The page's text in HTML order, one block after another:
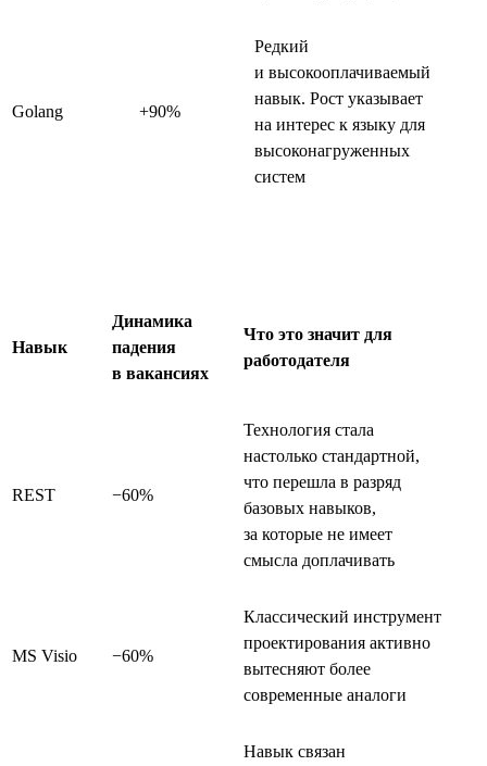
Golang +90%
Редкий
и высокооплачиваемый
навык. Рост указывает
на интерес к языку для
высоконагруженных
систем
Навык
Динамика
падения
в вакансиях
Что это значит для
работодателя
REST −60%
Технология стала
настолько стандартной,
что перешла в разряд
базовых навыков,
за которые не имеет
смысла доплачивать
MS Visio −60%
Классический инструмент
проектирования активно
вытесняют более
современные аналоги
Навык связан